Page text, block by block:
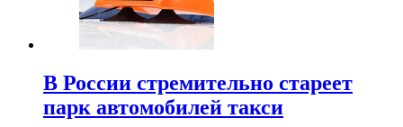
В России стремительно стареет
парк автомобилей такси